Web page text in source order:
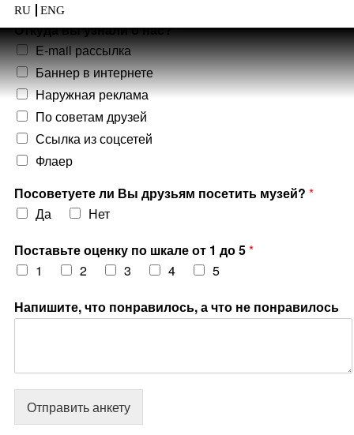
RU ENG
Откуда вы узнали о нас?*
E-mail рассылка
Баннер в интернете
Наружная реклама
По советам друзей
Ссылка из соцсетей
Флаер
Посоветуете ли Вы друзьям посетить музей? *
Да
Нет
Поставьте оценку по шкале от 1 до 5*
1
2 3 4
5
Напишите, что понравилось, а что не понравилось
Отправить анкету